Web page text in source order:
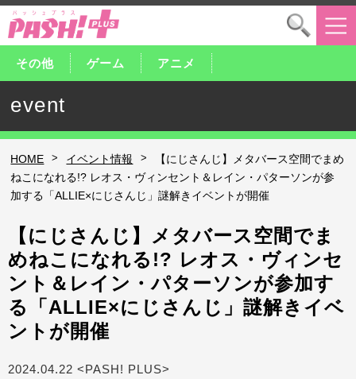
その他 ゲーム アニメ
event
HOME > イベント情報 >
【にじさんじ】メタバース空間でまめ
ねこになれる!? レオス・ヴィンセント＆レイン・パターソンが参
加する「ALLIE×にじさんじ」謎解きイベントが開催
【にじさんじ】メタバース空間でま
めねこになれる!? レオス・ヴィンセ
ント＆レイン・パターソンが参加す
る「ALLIE×にじさんじ」謎解きイベ
ントが開催
2024.04.22 <PASH! PLUS>